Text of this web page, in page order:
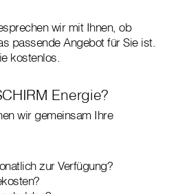
wir mit Ihnen, ob
passende Angebot für Sie ist.
kostenlos.
Energie?
wir gemeinsam Ihre
zur Verfügung?